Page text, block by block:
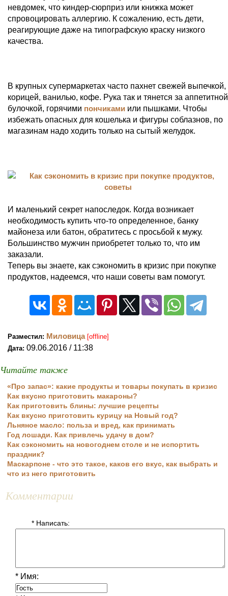
невдомек, что киндер-сюрприз или книжка может
спровоцировать аллергию. К сожалению, есть дети,
реагирующие даже на типографскую краску низкого
качества.
В крупных супермаркетах часто пахнет свежей выпечкой,
корицей, ванилью, кофе. Рука так и тянется за аппетитной
булочкой, горячими пончиками или пышками. Чтобы
избежать опасных для кошелька и фигуры соблазнов, по
магазинам надо ходить только на сытый желудок.
И маленький секрет напоследок. Когда возникает
необходимость купить что-то определенное, банку
майонеза или батон, обратитесь с просьбой к мужу.
Большинство мужчин приобретет только то, что им
заказали.
Теперь вы знаете, как сэкономить в кризис при покупке
продуктов, надеемся, что наши советы вам помогут.
Разместил: Миловица [offline]
Дата: 09.06.2016 / 11:38
Читайте также
«Про запас»: какие продукты и товары покупать в кризис
Как вкусно приготовить макароны?
Как приготовить блины: лучшие рецепты
Как вкусно приготовить курицу на Новый год?
Льняное масло: польза и вред, как принимать
Год лошади. Как привлечь удачу в дом?
Как сэкономить на новогоднем столе и не испортить
праздник?
Маскарпоне - что это такое, каков его вкус, как выбрать и
что из него приготовить
Комментарии
* Написать:
* Имя: